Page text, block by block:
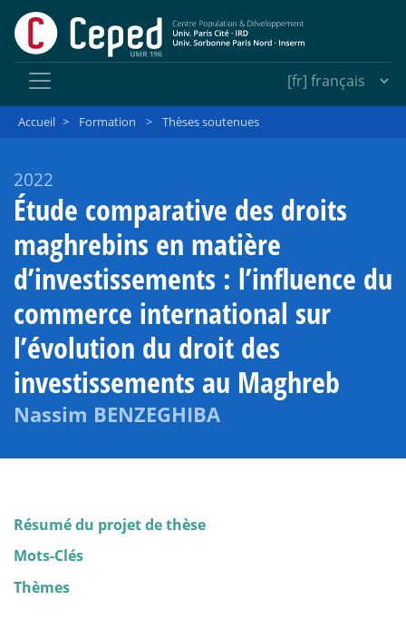
Accueil > Formation > Thèses soutenues
2022
Étude comparative des droits
maghrebins en matière
d’investissements : l’influence du
commerce international sur
l’évolution du droit des
investissements au Maghreb
Nassim BENZEGHIBA
Résumé du projet de thèse
Mots-Clés
Thèmes